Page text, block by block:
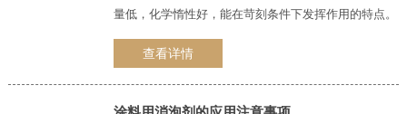
量低，化学惰性好，能在苛刻条件下发挥作用的特点。
查看详情